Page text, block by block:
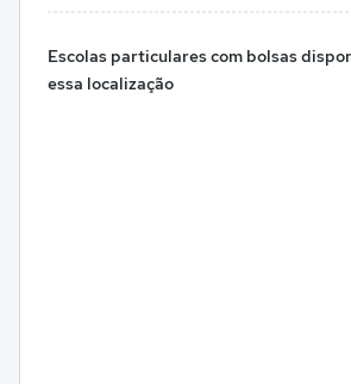
Escolas particulares com bolsas
essa localização